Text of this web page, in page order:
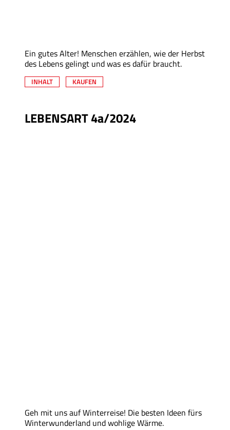
Ein gutes Alter! Menschen erzählen, wie der Herbst
des Lebens gelingt und was es dafür braucht.
INHALT KAUFEN
LEBENSART 4a/2024
Geh mit uns auf Winterreise! Die besten Ideen fürs
Winterwunderland und wohlige Wärme.